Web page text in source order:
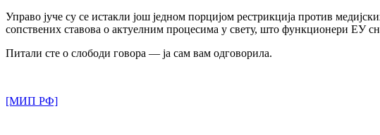
Управо јуче су се истакли још једном порцијом рестрикција против
сопствених ставова о актуелним процесима у свету, што функционери ЕУ
Питали сте о слободи говора — ја сам вам одговорила.
[МИП РФ]